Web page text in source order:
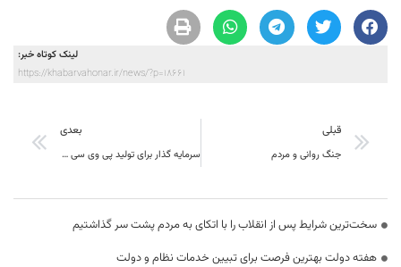
لینک کوتاه خبر:
https://khabarvahonar.ir/news/?p=18661
قبلی
جنگ روانی و مردم
بعدی
سرمایه گذار برای تولید پی وی سی در طبس اعلام آمادگی کرد
سخت‌ترین شرایط پس از انقلاب را با اتکای به مردم پشت سر گذاشتیم
هفته دولت بهترین فرصت برای تبیین خدمات نظام و دولت